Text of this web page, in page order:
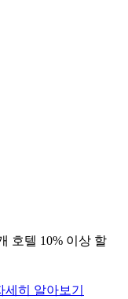
호텔 10% 이상 할
히 알아보기